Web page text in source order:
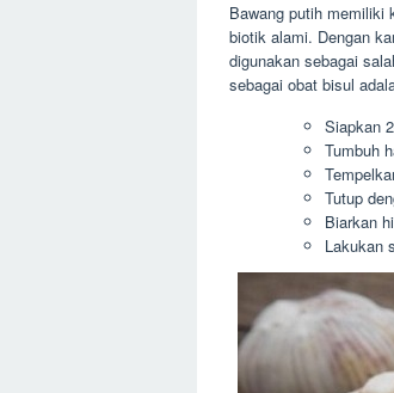
Bawang putih memiliki
biotik alami. Dengan
digunakan sebagai
sebagai obat bisul
Siapkan
Tumbuh
Tutup
Biarkan
Lakukan